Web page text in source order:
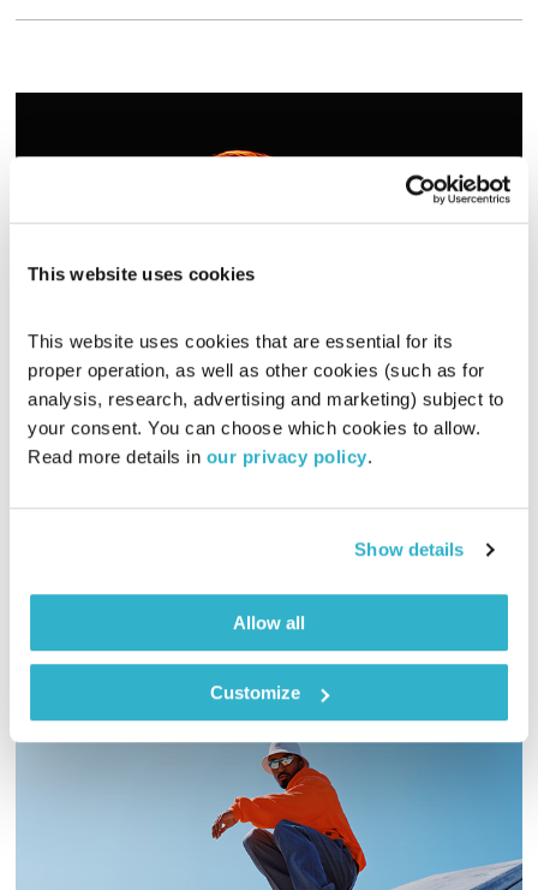
This website uses cookies
This website uses cookies that are essential for its
proper operation, as well as other cookies (such as for
analysis, research, advertising and marketing) subject to
your consent. You can choose which cookies to allow.
Read more details in our privacy policy.
Show details
Allow all
Customize
עולם קטן – 20.9.22
עולם קטן
אורי בנקהלטר
אודיו